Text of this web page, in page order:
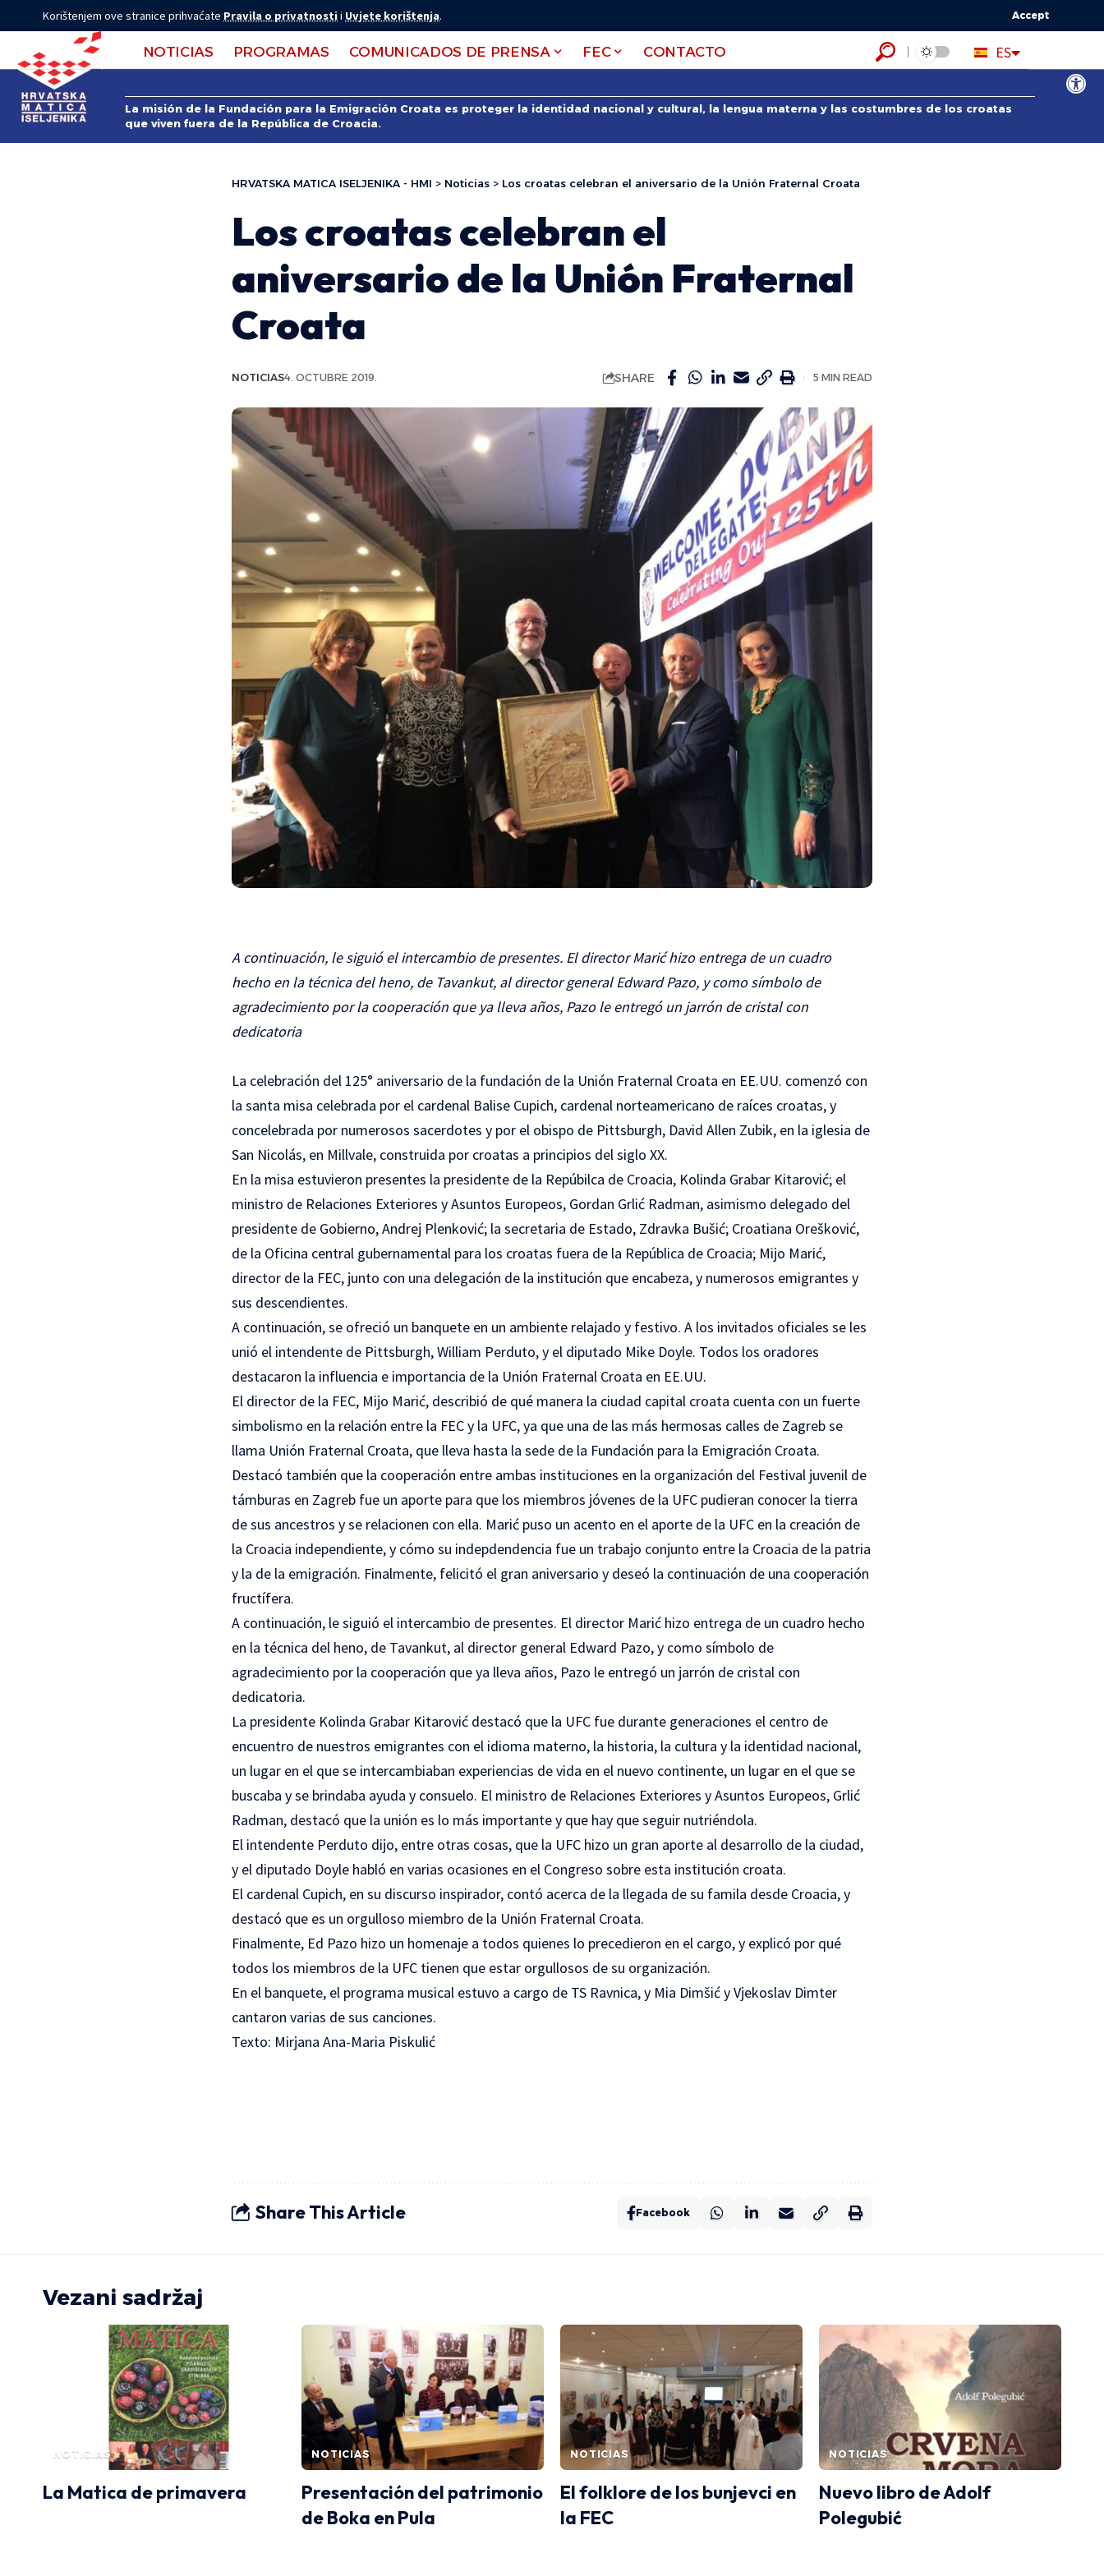
Abrir
Korištenjem ove stranice prihvaćate Pravila o privatnostii Uvjete korištenja. Accept
NOTICIAS PROGRAMAS COMUNICADOS DE PRENSA FEC CONTACTO ES
HR
EN
La misión de la Fundación para la Emigración Croata es proteger la identidad nacional y cultural, la lengua materna y las costumbres de los croatas
que viven fuera de la República de Croacia.
HRVATSKA MATICA ISELJENIKA - HMI > Noticias > Los croatas celebran el aniversario de la Unión Fraternal Croata
Los croatas celebran el
aniversario de la Unión Fraternal
Croata
NOTICIAS4. OCTUBRE 2019. SHARE 5 MIN READ
A continuación, le siguió el intercambio de presentes. El director Marić hizo entrega de un cuadro
hecho en la técnica del heno, de Tavankut, al director general Edward Pazo, y como símbolo de
agradecimiento por la cooperación que ya lleva años, Pazo le entregó un jarrón de cristal con
dedicatoria
La celebración del 125° aniversario de la fundación de la Unión Fraternal Croata en EE.UU. comenzó con
la santa misa celebrada por el cardenal Balise Cupich, cardenal norteamericano de raíces croatas, y
concelebrada por numerosos sacerdotes y por el obispo de Pittsburgh, David Allen Zubik, en la iglesia de
San Nicolás, en Millvale, construida por croatas a principios del siglo XX.
En la misa estuvieron presentes la presidente de la Repúbilca de Croacia, Kolinda Grabar Kitarović; el
ministro de Relaciones Exteriores y Asuntos Europeos, Gordan Grlić Radman, asimismo delegado del
presidente de Gobierno, Andrej Plenković; la secretaria de Estado, Zdravka Bušić; Croatiana Orešković,
de la Oficina central gubernamental para los croatas fuera de la República de Croacia; Mijo Marić,
director de la FEC, junto con una delegación de la institución que encabeza, y numerosos emigrantes y
sus descendientes.
A continuación, se ofreció un banquete en un ambiente relajado y festivo. A los invitados oficiales se les
unió el intendente de Pittsburgh, William Perduto, y el diputado Mike Doyle. Todos los oradores
destacaron la influencia e importancia de la Unión Fraternal Croata en EE.UU.
El director de la FEC, Mijo Marić, describió de qué manera la ciudad capital croata cuenta con un fuerte
simbolismo en la relación entre la FEC y la UFC, ya que una de las más hermosas calles de Zagreb se
llama Unión Fraternal Croata, que lleva hasta la sede de la Fundación para la Emigración Croata.
Destacó también que la cooperación entre ambas instituciones en la organización del Festival juvenil de
támburas en Zagreb fue un aporte para que los miembros jóvenes de la UFC pudieran conocer la tierra
de sus ancestros y se relacionen con ella. Marić puso un acento en el aporte de la UFC en la creación de
la Croacia independiente, y cómo su indepdendencia fue un trabajo conjunto entre la Croacia de la patria
y la de la emigración. Finalmente, felicitó el gran aniversario y deseó la continuación de una cooperación
fructífera.
A continuación, le siguió el intercambio de presentes. El director Marić hizo entrega de un cuadro hecho
en la técnica del heno, de Tavankut, al director general Edward Pazo, y como símbolo de
agradecimiento por la cooperación que ya lleva años, Pazo le entregó un jarrón de cristal con
dedicatoria.
La presidente Kolinda Grabar Kitarović destacó que la UFC fue durante generaciones el centro de
encuentro de nuestros emigrantes con el idioma materno, la historia, la cultura y la identidad nacional,
un lugar en el que se intercambiaban experiencias de vida en el nuevo continente, un lugar en el que se
buscaba y se brindaba ayuda y consuelo. El ministro de Relaciones Exteriores y Asuntos Europeos, Grlić
Radman, destacó que la unión es lo más importante y que hay que seguir nutriéndola.
El intendente Perduto dijo, entre otras cosas, que la UFC hizo un gran aporte al desarrollo de la ciudad,
y el diputado Doyle habló en varias ocasiones en el Congreso sobre esta institución croata.
El cardenal Cupich, en su discurso inspirador, contó acerca de la llegada de su famila desde Croacia, y
destacó que es un orgulloso miembro de la Unión Fraternal Croata.
Finalmente, Ed Pazo hizo un homenaje a todos quienes lo precedieron en el cargo, y explicó por qué
todos los miembros de la UFC tienen que estar orgullosos de su organización.
En el banquete, el programa musical estuvo a cargo de TS Ravnica, y Mia Dimšić y Vjekoslav Dimter
cantaron varias de sus canciones.
Texto: Mirjana Ana-Maria Piskulić
Share This Article Facebook
Vezani sadržaj
NOTICIAS
La Matica de primavera
NOTICIAS
Presentación del patrimonio
de Boka en Pula
NOTICIAS
El folklore de los bunjevci en
la FEC
NOTICIAS
Nuevo libro de Adolf
Polegubić